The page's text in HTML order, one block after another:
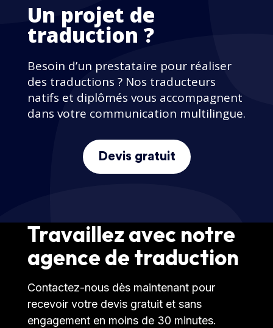
Un projet de
traduction ?
Besoin d’un prestataire pour réaliser
des traductions ? Nos traducteurs
natifs et diplômés vous accompagnent
dans votre communication multilingue.
Devis gratuit
Travaillez avec notre
agence de traduction
Contactez-nous dès maintenant pour
recevoir votre devis gratuit et sans
engagement en moins de 30 minutes.